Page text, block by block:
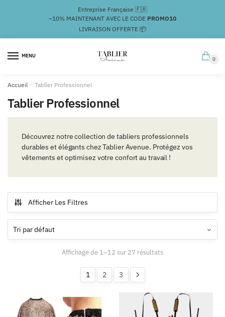
navigation
Entreprise Française 🇫🇷
–10% MAINTENANT AVEC LE CODE PROMO10
LIVRAISON OFFERTE 📦
MENU
0
Accueil / Tablier Professionnel
Tablier Professionnel
Découvrez notre collection de tabliers professionnels
durables et élégants chez Tablier Avenue. Protégez vos
vêtements et optimisez votre confort au travail !
Afficher Les Filtres
Affichage de 1–12 sur 27 résultats
1 2 3